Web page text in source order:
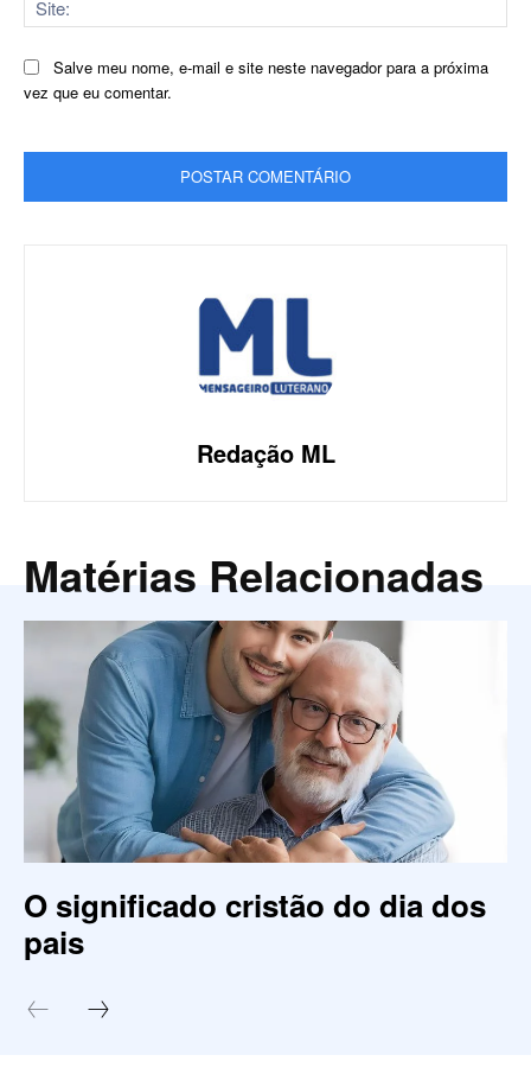
Salve meu nome, e-mail e site neste navegador para a próxima
vez que eu comentar.
Redação ML
Matérias Relacionadas
O significado cristão do dia dos
pais